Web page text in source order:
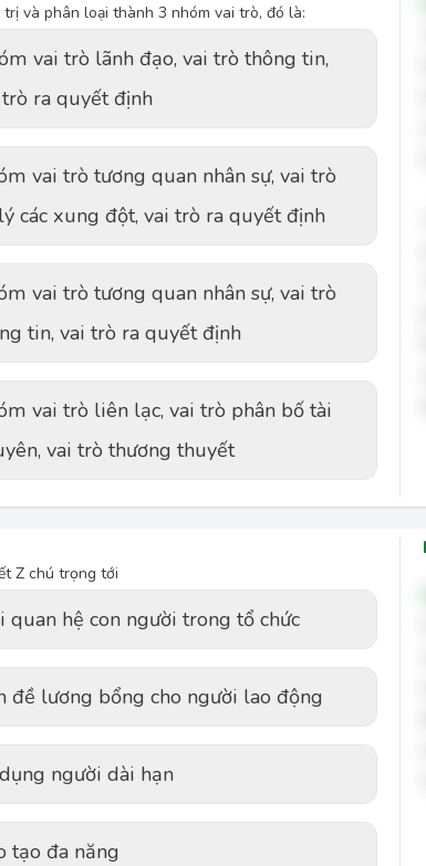
trị và phân loại thành 3 nhóm vai trò, đó là:
vai trò lãnh đạo, vai trò thông tin,
ra quyết định
vai trò tương quan nhân sự, vai trò
các xung đột, vai trò ra quyết định
vai trò tương quan nhân sự, vai trò
tin, vai trò ra quyết định
vai trò liên lạc, vai trò phân bố tài
vai trò thương thuyết
Z chú trọng tới
quan hệ con người trong tổ chức
đề lương bổng cho người lao động
người dài hạn
tạo đa năng